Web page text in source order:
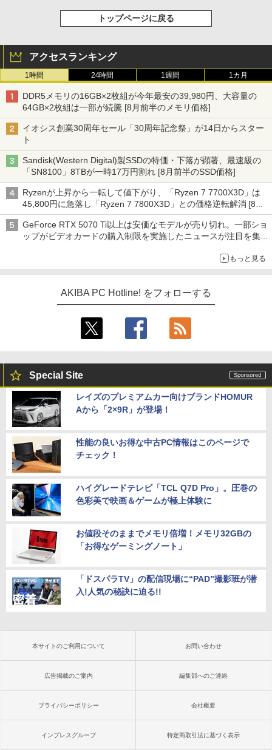
トップページに戻る
アクセスランキング
1時間 24時間 1週間 1カ月
DDR5メモリの16GB×2枚組が今年最安の39,980円、大容量の
64GB×2枚組は一部が続騰 [8月前半のメモリ価格]
イオシス創業30周年セール「30周年記念祭」が14日からスター
ト
Sandisk(Western Digital)製SSDの特価・下落が顕著、最速級の
「SN8100」8TBが一時17万円割れ [8月前半のSSD価格]
Ryzenが上昇から一転して値下がり、「Ryzen 7 7700X3D」は
45,800円に急落し「Ryzen 7 7800X3D」との価格逆転解消 [8月
前半のCPU価格]
GeForce RTX 5070 Ti以上は安価なモデルが売り切れ。一部ショ
ップがビデオカードの購入制限を実施したニュースが注目を集め
もっと見る
AKIBA PC Hotline! をフォローする
Special Site
レイズのプレミアムカー向けブランドHOMUR
Aから「2×9R」が登場！
性能の良いお得な中古PC情報はこのページで
チェック！
ハイグレードテレビ「TCL Q7D Pro」。圧巻の
色彩美で映画＆ゲームが極上体験に
お値段そのままでメモリ倍増！メモリ32GBの
「お得なゲーミングノート」
「ドスパラTV」の配信現場に“PAD”撮影班が潜
入!人気の秘訣に迫る!!
本サイトのご利用について お問い合わせ
広告掲載のご案内 編集部へのご連絡
プライバシーポリシー 会社概要
インプレスグループ 特定商取引法に基づく表示